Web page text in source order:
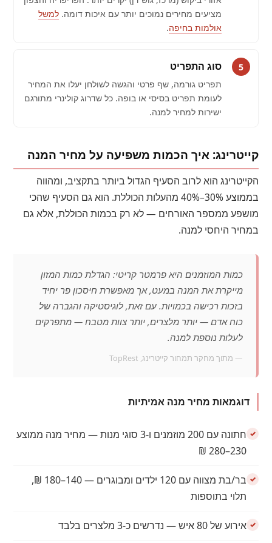
מציעים מחירים נמוכים יותר עם איכות דומה.למשל
אולמות בחיפה.
5 סוג התפריט
תפריט גורמה, שף פרטי והגשה לשולחן יעלו את המחיר
לעומת תפריט בסיסי או בופה. כל שדרוג קולינרי מתורגם
ישירות למחיר למנה.
קייטרינג: איך הכמות משפיעה על מחיר המנה
הקייטרינג הוא לרוב הסעיף הגדול ביותר בתקציב, ומהווה
בממוצע 30%–40% מהעלות הכוללת. הוא גם הסעיף שהכי
מושפע ממספר האורחים — לא רק בכמות הכוללת, אלא גם
במחיר היחסי למנה.
כמות המוזמנים היא פרמטר קריטי: הגדלת כמות המזון
מייקרת את המנה במעט, אך מאפשרת חיסכון פר יחיד
בזכות רכישה בכמויות. עם זאת, לוגיסטיקה והגברה של
כוח אדם — יותר מלצרים, יותר צוות מטבח — מתפרקים
לעלות נוספת למנה.
— מתוך מחקר תמחור קייטרינג, TopRest
דוגמאות מחיר מנה אמיתיות
חתונה עם 200 מוזמנים ו-3 סוגי מנות — מחיר מנה ממוצע
230–280 ₪
בר/בת מצווה עם 120 ילדים ומבוגרים — 140–180 ₪,
תלוי בתוספות
אירוע של 80 איש — נדרשים כ-3 מלצרים בלבד